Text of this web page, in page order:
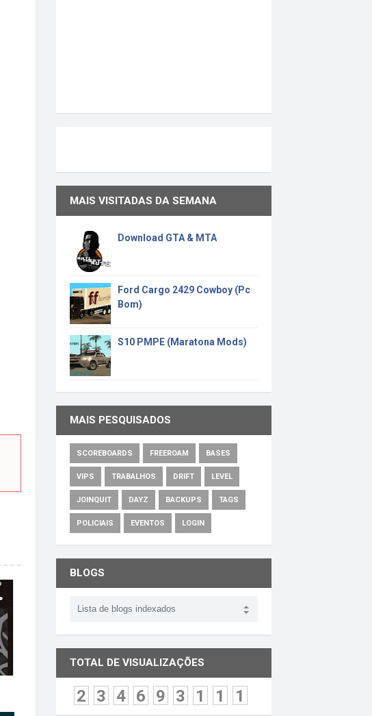
MAIS VISITADAS DA SEMANA
Download GTA & MTA
Ford Cargo 2429 Cowboy (Pc
Bom)
S10 PMPE (Maratona Mods)
MAIS PESQUISADOS
SCOREBOARDS FREEROAM BASES
VIPS TRABALHOS DRIFT LEVEL
JOINQUIT DAYZ BACKUPS TAGS
POLICIAIS EVENTOS LOGIN
BLOGS
TOTAL DE VISUALIZAÇÕES
2 3 4 6 9 3 1 1 1